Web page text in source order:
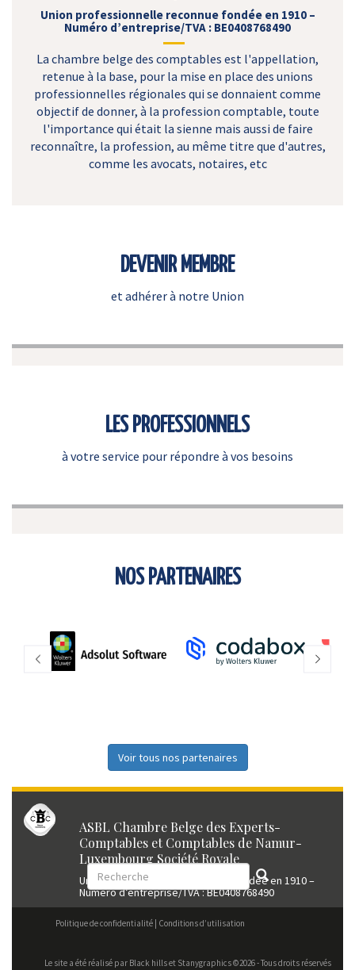
Union professionnelle reconnue fondée en 1910 –
Numéro d’entreprise/TVA : BE0408768490
La chambre belge des comptables est l'appellation,
retenue à la base, pour la mise en place des unions
professionnelles régionales qui se donnaient comme
objectif de donner, à la profession comptable, toute
l'importance qui était la sienne mais aussi de faire
reconnaître, la profession, au même titre que d'autres,
comme les avocats, notaires, etc
DEVENIR MEMBRE
et adhérer à notre Union
LES PROFESSIONNELS
à votre service pour répondre à vos besoins
NOS PARTENAIRES
Voir tous nos partenaires
ASBL Chambre Belge des Experts-
Comptables et Comptables de Namur-
Luxembourg Société Royale
Union professionnelle reconnue fondée en 1910 –
Numéro d’entreprise/TVA : BE0408768490
Politique de confidentialité Conditions d’utilisation
Le site a été réalisé par Black hillset Stanygraphics ©2026 - Tous droits réservés